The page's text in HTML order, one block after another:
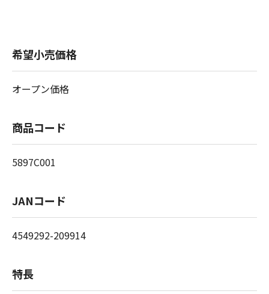
希望小売価格
オープン価格
商品コード
5897C001
JANコード
4549292-209914
特長